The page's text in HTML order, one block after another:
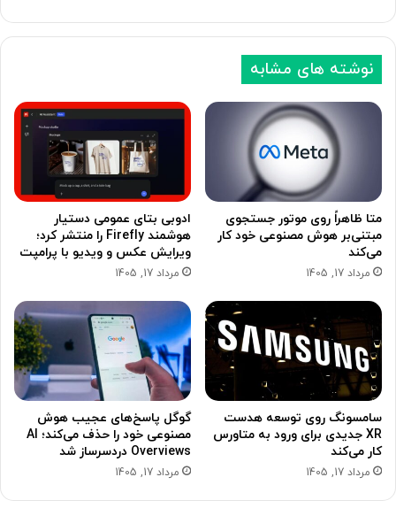
ی
ی
نوشته های مشابه
متا ظاهراً روی موتور جستجوی
مبتنی‌بر هوش مصنوعی خود کار
می‌کند
مرداد 17, 1405
ادوبی بتای عمومی دستیار
هوشمند Firefly را منتشر کرد؛
ویرایش عکس و ویدیو با پرامپت
مرداد 17, 1405
سامسونگ روی توسعه هدست
XR جدیدی برای ورود به متاورس
کار می‌کند
مرداد 17, 1405
گوگل پاسخ‌های عجیب هوش
مصنوعی خود را حذف می‌کند؛ AI
Overviews دردسرساز شد
مرداد 17, 1405